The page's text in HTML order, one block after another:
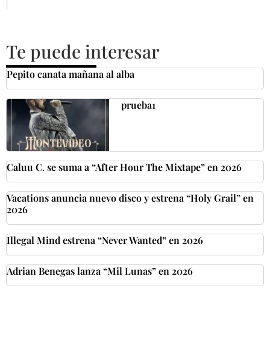
Te puede interesar
Pepito canata mañana al alba
prueba1
Caluu C. se suma a “After Hour The Mixtape” en 2026
Vacations anuncia nuevo disco y estrena “Holy Grail” en
2026
Illegal Mind estrena “Never Wanted” en 2026
Adrian Benegas lanza “Mil Lunas” en 2026